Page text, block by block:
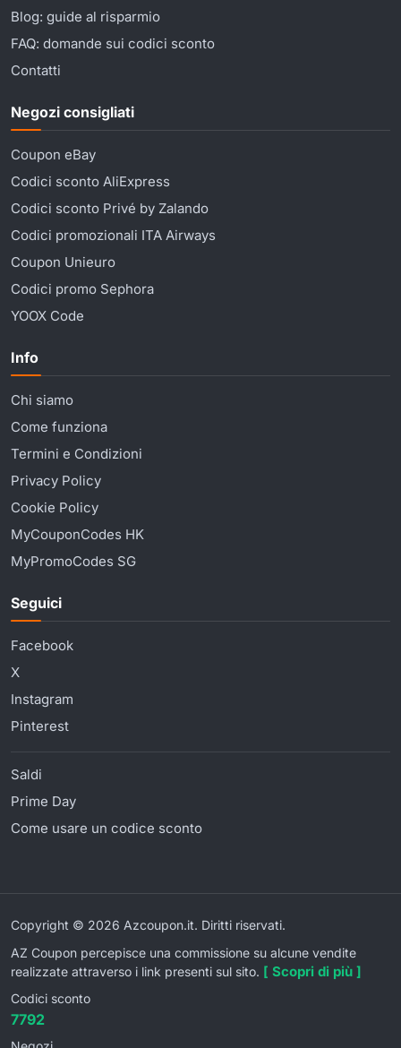
Blog: guide al risparmio
FAQ: domande sui codici sconto
Contatti
Negozi consigliati
Coupon eBay
Codici sconto AliExpress
Codici sconto Privé by Zalando
Codici promozionali ITA Airways
Coupon Unieuro
Codici promo Sephora
YOOX Code
Info
Chi siamo
Come funziona
Termini e Condizioni
Privacy Policy
Cookie Policy
MyCouponCodes HK
MyPromoCodes SG
Seguici
Facebook
X
Instagram
Pinterest
Saldi
Prime Day
Come usare un codice sconto
Copyright © 2026 Azcoupon.it. Diritti riservati.
AZ Coupon percepisce una commissione su alcune vendite
realizzate attraverso i link presenti sul sito. [ Scopri di più ]
Codici sconto
7792